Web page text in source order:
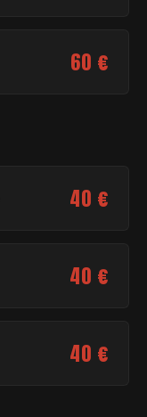
60 €
40 €
40 €
40 €